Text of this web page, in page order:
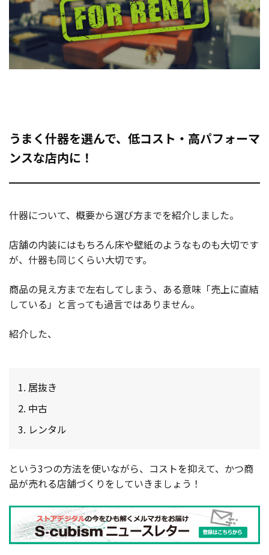
うまく什器を選んで、低コスト・高パフォーマ
ンスな店内に！
什器について、概要から選び方までを紹介しました。
店舗の内装にはもちろん床や壁紙のようなものも大切です
が、什器も同じくらい大切です。
商品の見え方まで左右してしまう、ある意味「売上に直結
している」と言っても過言ではありません。
紹介した、
居抜き
中古
レンタル
という3つの方法を使いながら、コストを抑えて、かつ商
品が売れる店舗づくりをしていきましょう！